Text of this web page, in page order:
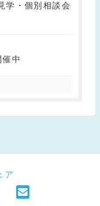
学・個別相談会
中
ア